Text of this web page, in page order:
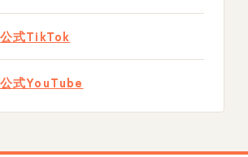
式TikTok
式YouTube